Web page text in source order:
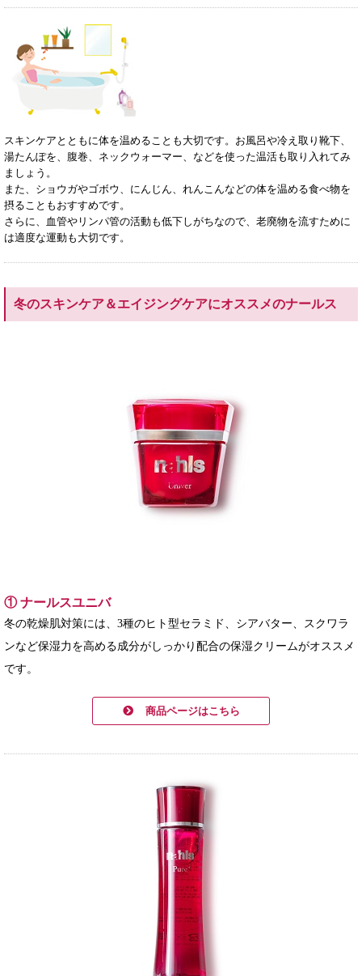
スキンケアとともに体を温めることも大切です。お風呂や冷え取り靴下、
湯たんぽを、腹巻、ネックウォーマー、などを使った温活も取り入れてみ
ましょう。
また、ショウガやゴボウ、にんじん、れんこんなどの体を温める食べ物を
摂ることもおすすめです。
さらに、血管やリンパ管の活動も低下しがちなので、老廃物を流すために
は適度な運動も大切です。
冬のスキンケア＆エイジングケアにオススメのナールス
① ナールスユニバ
冬の乾燥肌対策には、3種のヒト型セラミド、シアバター、スクワラ
ンなど保湿力を高める成分がしっかり配合の保湿クリームがオススメ
です。
商品ページはこちら